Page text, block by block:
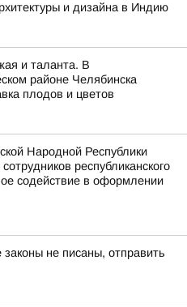
и дизайна в Индию
и таланта. В
районе Челябинска
плодов и цветов
Народной Республики
республиканского
содействие в оформлении
не писаны, отправить